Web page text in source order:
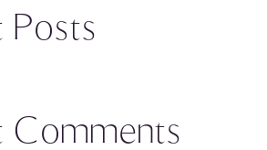
Posts
Comments